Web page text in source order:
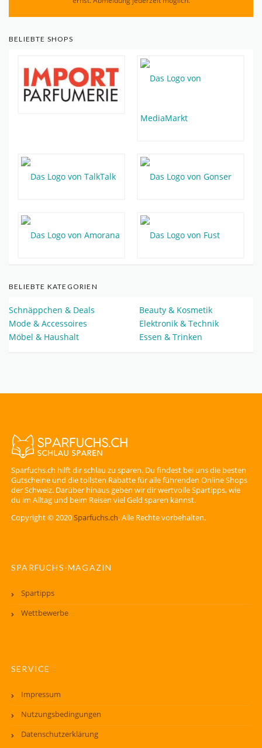
BELIEBTE SHOPS
BELIEBTE KATEGORIEN
Schnäppchen & Deals
Beauty & Kosmetik
Mode & Accessoires
Elektronik & Technik
Möbel & Haushalt
Essen & Trinken
Sparfuchs.ch hilft dir schlau zu sparen. Du findest bei uns die besten
Gutscheine und die tollsten Rabatte für alle führenden Online Shops
der Schweiz. Darüber hinaus geben wir dir wertvolle Spartipps, wie
du im Alltag und beim Reisen viel Geld sparen kannst.
Copyright © 2020Sparfuchs.ch. Alle Rechte vorbehalten.
SPARFUCHS-MAGAZIN
Spartipps
Wettbewerbe
SERVICE
Impressum
Nutzungsbedingungen
Datenschutzerklärung